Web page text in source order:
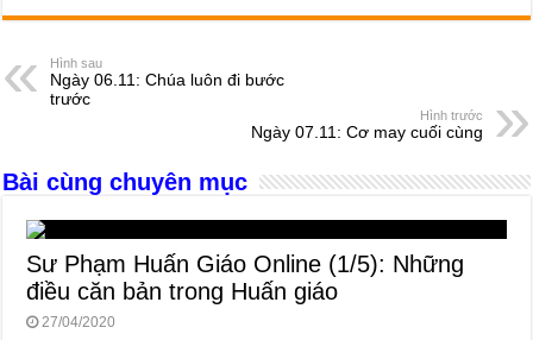
c
e
b
o
k
ss
n
er
at
A
p
e
d
s
er ail ar
Hình sau
Ngày 06.11: Chúa luôn đi bước
trước
Hình trước
Ngày 07.11: Cơ may cuối cùng
Bài cùng chuyên mục
Sư Phạm Huấn Giáo Online (1/5): Những
điều căn bản trong Huấn giáo
27/04/2020